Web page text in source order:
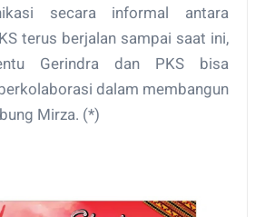
secara informal antara
terus berjalan sampai saat ini,
Gerindra dan PKS bisa
dalam membangun
Mirza. (*)